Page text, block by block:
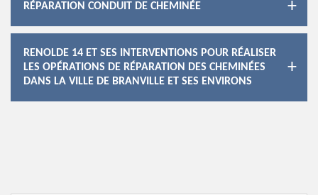
RÉPARATION CONDUIT DE CHEMINÉE
RENOLDE 14 ET SES INTERVENTIONS POUR RÉALISER
LES OPÉRATIONS DE RÉPARATION DES CHEMINÉES
DANS LA VILLE DE BRANVILLE ET SES ENVIRONS